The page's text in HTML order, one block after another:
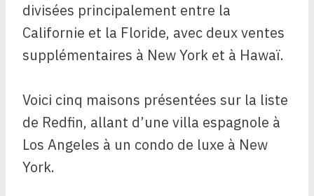
divisées principalement entre la
Californie et la Floride, avec deux ventes
supplémentaires à New York et à Hawaï.
Voici cinq maisons présentées sur la liste
de Redfin, allant d’une villa espagnole à
Los Angeles à un condo de luxe à New
York.